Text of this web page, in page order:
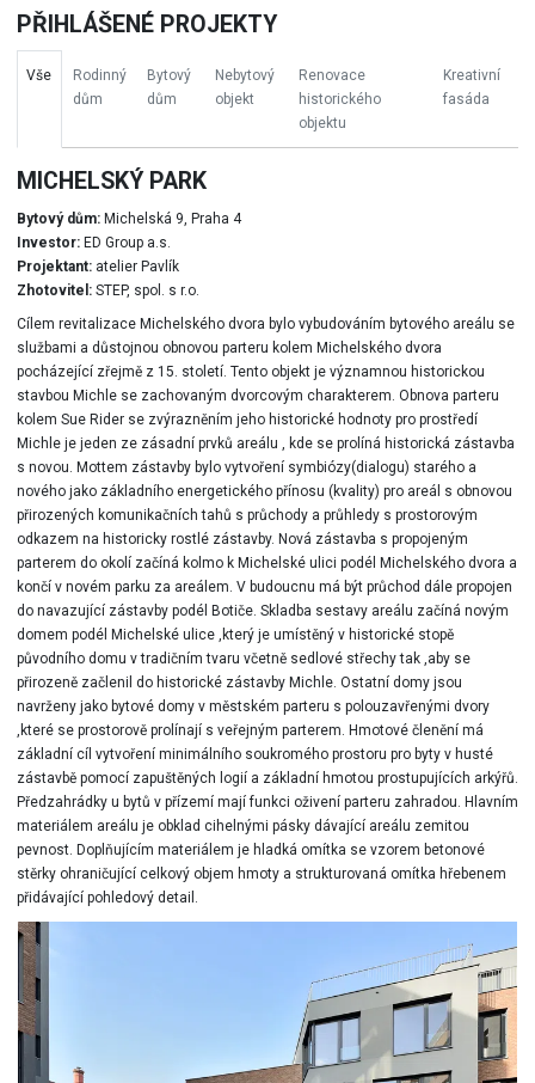
PŘIHLÁŠENÉ PROJEKTY
Vše
Rodinný
dům
Bytový
dům
Nebytový
objekt
Renovace
historického
objektu
Kreativní
fasáda
MICHELSKÝ PARK
Bytový dům:Michelská 9, Praha 4
Investor:ED Group a.s.
Projektant:atelier Pavlík
Zhotovitel:STEP, spol. s r.o.
Cílem revitalizace Michelského dvora bylo vybudováním bytového areálu se
službami a důstojnou obnovou parteru kolem Michelského dvora
pocházející zřejmě z 15. století. Tento objekt je významnou historickou
stavbou Michle se zachovaným dvorcovým charakterem. Obnova parteru
kolem Sue Rider se zvýrazněním jeho historické hodnoty pro prostředí
Michle je jeden ze zásadní prvků areálu , kde se prolíná historická zástavba
s novou. Mottem zástavby bylo vytvoření symbiózy(dialogu) starého a
nového jako základního energetického přínosu (kvality) pro areál s obnovou
přirozených komunikačních tahů s průchody a průhledy s prostorovým
odkazem na historicky rostlé zástavby. Nová zástavba s propojeným
parterem do okolí začíná kolmo k Michelské ulici podél Michelského dvora a
končí v novém parku za areálem. V budoucnu má být průchod dále propojen
do navazující zástavby podél Botiče. Skladba sestavy areálu začíná novým
domem podél Michelské ulice ,který je umístěný v historické stopě
původního domu v tradičním tvaru včetně sedlové střechy tak ,aby se
přirozeně začlenil do historické zástavby Michle. Ostatní domy jsou
navrženy jako bytové domy v městském parteru s polouzavřenými dvory
,které se prostorově prolínají s veřejným parterem. Hmotové členění má
základní cíl vytvoření minimálního soukromého prostoru pro byty v husté
zástavbě pomocí zapuštěných logií a základní hmotou prostupujících arkýřů.
Předzahrádky u bytů v přízemí mají funkci oživení parteru zahradou. Hlavním
materiálem areálu je obklad cihelnými pásky dávající areálu zemitou
pevnost. Doplňujícím materiálem je hladká omítka se vzorem betonové
stěrky ohraničující celkový objem hmoty a strukturovaná omítka hřebenem
přidávající pohledový detail.